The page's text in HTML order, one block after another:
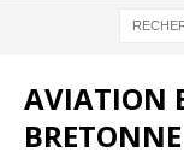
AVIATION
BRETONNE